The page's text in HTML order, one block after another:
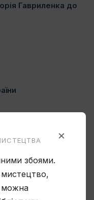
Гавриленка до
Мексику
×
збоями.
мистецтво,
можна